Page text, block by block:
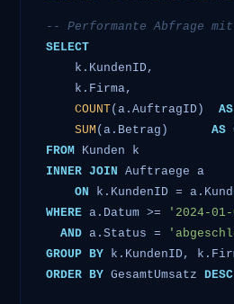
-- Performante Abfrage
SELECT
    k.KundenID,
    k.Firma,
COUNT(a.AuftragID) AS
SUM (a.Betrag) AS
FROM
INNER JOIN Auftraege a
ON
WHERE a.Datum >=
'2024-
AND a.Status =
GROUP BY
ORDER BY GesamtUmsatz DESC